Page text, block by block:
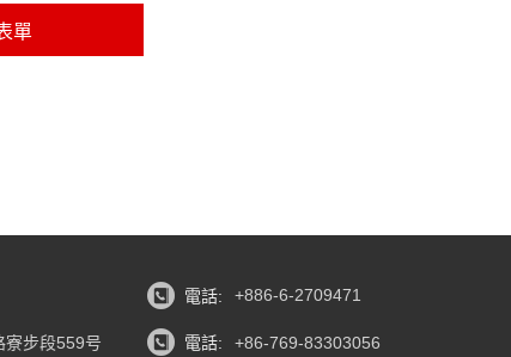
電話: +886-6-2709471
寮步段559号 電話: +86-769-83303056